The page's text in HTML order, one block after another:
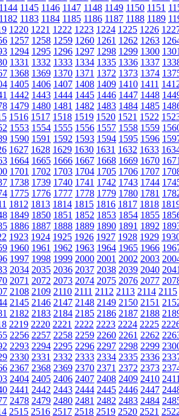
1144 1145 1146 1147 1148 1149 1150 1151
1182 1183 1184 1185 1186 1187 1188 1189
1220 1221 1222 1223 1224 1225 1226
1257 1258 1259 1260 1261 1262 1263
1294 1295 1296 1297 1298 1299 1300 1301
1331 1332 1333 1334 1335 1336 1337
1368 1369 1370 1371 1372 1373 1374
1405 1406 1407 1408 1409 1410 1411
1442 1443 1444 1445 1446 1447 1448
1479 1480 1481 1482 1483 1484 1485
1516 1517 1518 1519 1520 1521 1522
1553 1554 1555 1556 1557 1558 1559
1590 1591 1592 1593 1594 1595 1596
1627 1628 1629 1630 1631 1632 1633
1664 1665 1666 1667 1668 1669 1670 1671
1701 1702 1703 1704 1705 1706 1707
1738 1739 1740 1741 1742 1743 1744
1775 1776 1777 1778 1779 1780 1781
1812 1813 1814 1815 1816 1817 1818
1849 1850 1851 1852 1853 1854 1855
1886 1887 1888 1889 1890 1891 1892
1923 1924 1925 1926 1927 1928 1929
1960 1961 1962 1963 1964 1965 1966
1997 1998 1999 2000 2001 2002 2003
2034 2035 2036 2037 2038 2039 2040 2041
2071 2072 2073 2074 2075 2076 2077
2108 2109 2110 2111 2112 2113 2114 2115
2145 2146 2147 2148 2149 2150 2151
2182 2183 2184 2185 2186 2187 2188
2219 2220 2221 2222 2223 2224 2225
2256 2257 2258 2259 2260 2261 2262
2293 2294 2295 2296 2297 2298 2299
2330 2331 2332 2333 2334 2335 2336
2367 2368 2369 2370 2371 2372 2373
2404 2405 2406 2407 2408 2409 2410 2411
2441 2442 2443 2444 2445 2446 2447
2478 2479 2480 2481 2482 2483 2484
2515 2516 2517 2518 2519 2520 2521